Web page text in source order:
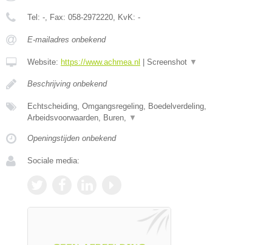
Tel: -, Fax: 058-2972220, KvK: -
E-mailadres onbekend
Website: https://www.achmea.nl Screenshot ▼
Beschrijving onbekend
Echtscheiding, Omgangsregeling, Boedelverdeling,
Arbeidsvoorwaarden, Buren, ▼
Openingstijden onbekend
Sociale media: